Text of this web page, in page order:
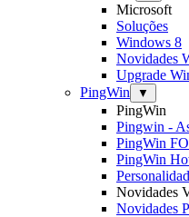
Microsoft
Soluções
Windows 8
Novidades
Upgrade
PingWin
▼
PingWin
Pingwin -
PingWin
PingWin
Novidades
Novidades